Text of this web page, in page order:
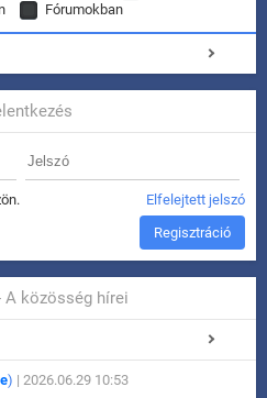
Fórumokban
Elfelejtett jelszó
Regisztráció
A közösség hírei
) | 2026.06.29 10:53